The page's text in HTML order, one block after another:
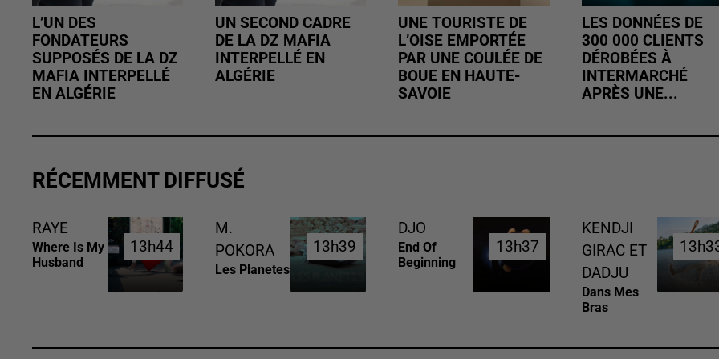
L’UN DES
FONDATEURS
SUPPOSÉS DE LA DZ
MAFIA INTERPELLÉ
EN ALGÉRIE
UN SECOND CADRE
DE LA DZ MAFIA
INTERPELLÉ EN
ALGÉRIE
UNE TOURISTE DE
L’OISE EMPORTÉE
PAR UNE COULÉE DE
BOUE EN HAUTE-
SAVOIE
LES DONNÉES DE
300 000 CLIENTS
DÉROBÉES À
INTERMARCHÉ
APRÈS UNE...
RÉCEMMENT DIFFUSÉ
RAYE
Where Is My
Husband
13h44
13h44
M.
POKORA
Les Planetes
13h39
13h39
DJO
End Of
Beginning
13h37
13h37
KENDJI
GIRAC ET
DADJU
Dans Mes
Bras